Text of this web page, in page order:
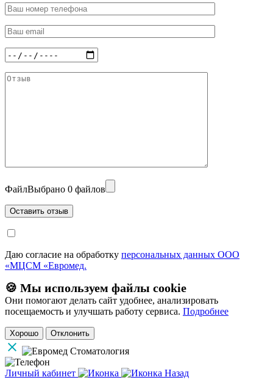
ФайлВыбрано 0 файлов
Даю согласие на обработку персональных данных ООО
«МЦСМ «Евромед.
🍪 Мы используем файлы cookie
Они помогают делать сайт удобнее, анализировать
посещаемость и улучшать работу сервиса. Подробнее
Хорошо Отклонить
Личный кабинет
Назад